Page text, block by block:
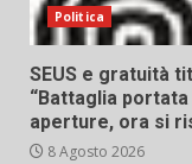
Politica
SEUS e gratuità
“Battaglia
aperture, ora si
8 Agosto 2026